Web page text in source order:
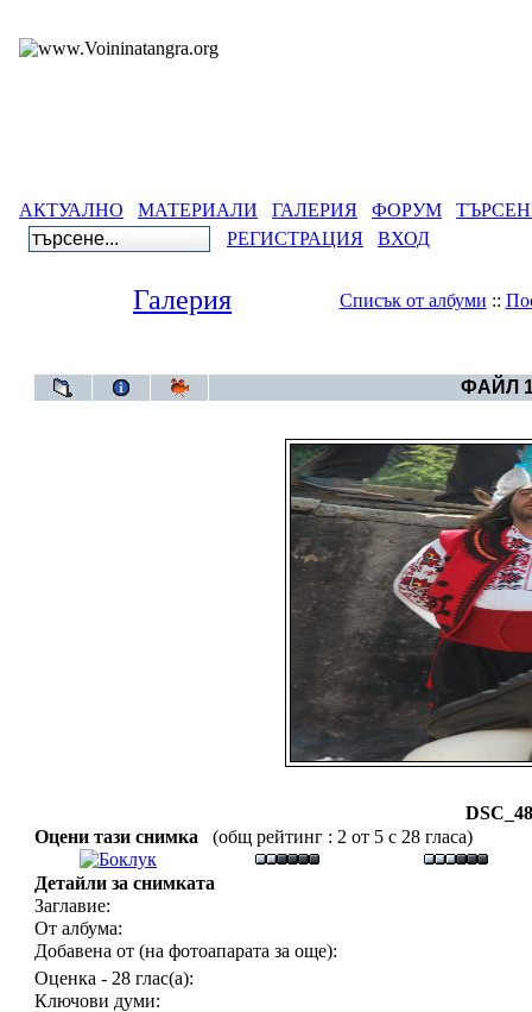
АКТУАЛНО МАТЕРИАЛИ ГАЛЕРИЯ ФОРУМ
РЕГИСТРАЦИЯ
ВХОД
Галерия Списък от албуми ::
ФАЙЛ
Оцени тази снимка
(общ рейтинг : 2 от 5 с 28 гласа)
Детайли за снимката
Заглавие:
От албума:
Добавена от (на фотоапарата за още):
Оценка - 28 глас(а):
Ключови думи: